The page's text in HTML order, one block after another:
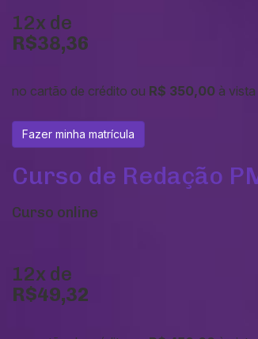
12x de
R$38,36
no cartão de crédito ou R$ 350,00 à vista
Fazer minha matrícula
Curso de Redação
Curso online
12x de
R$49,32